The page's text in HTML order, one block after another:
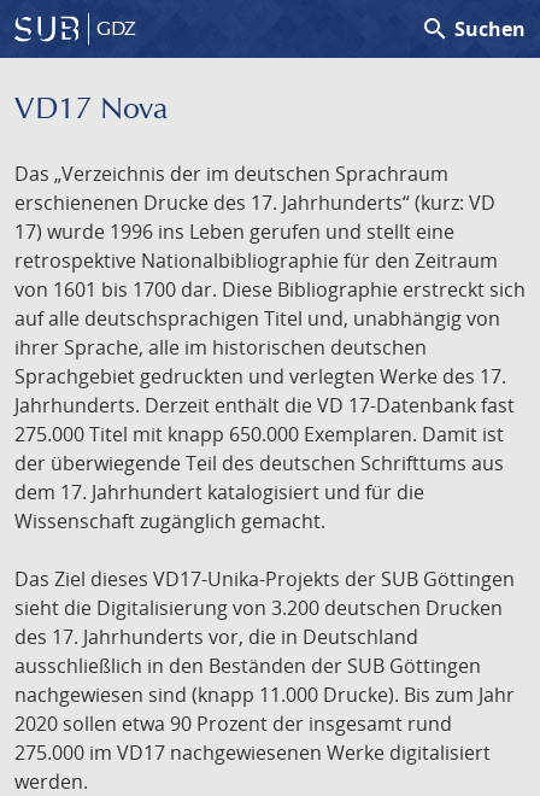
GDZ search Suchen
VD17 Nova
Das „Verzeichnis der im deutschen Sprachraum
erschienenen Drucke des 17. Jahrhunderts“ (kurz: VD
17) wurde 1996 ins Leben gerufen und stellt eine
retrospektive Nationalbibliographie für den Zeitraum
von 1601 bis 1700 dar. Diese Bibliographie erstreckt sich
auf alle deutschsprachigen Titel und, unabhängig von
ihrer Sprache, alle im historischen deutschen
Sprachgebiet gedruckten und verlegten Werke des 17.
Jahrhunderts. Derzeit enthält die VD 17-Datenbank fast
275.000 Titel mit knapp 650.000 Exemplaren. Damit ist
der überwiegende Teil des deutschen Schrifttums aus
dem 17. Jahrhundert katalogisiert und für die
Wissenschaft zugänglich gemacht.
Das Ziel dieses VD17-Unika-Projekts der SUB Göttingen
sieht die Digitalisierung von 3.200 deutschen Drucken
des 17. Jahrhunderts vor, die in Deutschland
ausschließlich in den Beständen der SUB Göttingen
nachgewiesen sind (knapp 11.000 Drucke). Bis zum Jahr
2020 sollen etwa 90 Prozent der insgesamt rund
275.000 im VD17 nachgewiesenen Werke digitalisiert
werden.